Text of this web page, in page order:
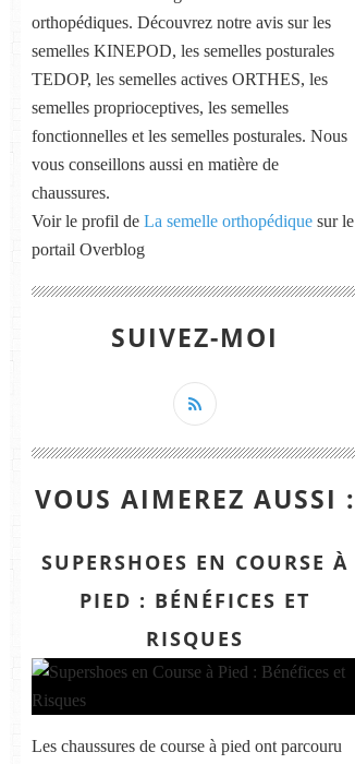
orthopédiques. Découvrez notre avis sur les
semelles KINEPOD, les semelles posturales
TEDOP, les semelles actives ORTHES, les
semelles proprioceptives, les semelles
fonctionnelles et les semelles posturales. Nous
vous conseillons aussi en matière de
chaussures.
Voir le profil de La semelle orthopédique sur le
portail Overblog
SUIVEZ-MOI
VOUS AIMEREZ AUSSI :
SUPERSHOES EN COURSE À
PIED : BÉNÉFICES ET
RISQUES
Les chaussures de course à pied ont parcouru